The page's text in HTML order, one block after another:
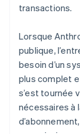
transactions.
Lorsque
publique,
besoin d’un
plus complet
s’est tournée
nécessaires à